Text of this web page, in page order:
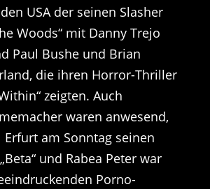
USA der seinen Slasher
Woods“ mit Danny Trejo
Paul Bushe und Brian
die ihren Horror-Thriller
zeigten. Auch
waren anwesend,
Erfurt am Sonntag seinen
und Rabea Peter war
Porno-